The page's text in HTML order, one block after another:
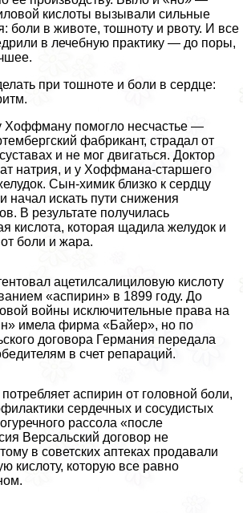
кислоты вызывали сильные
боли в животе, тошноту и рвоту. И все
в лечебную пpaктику — до поры,
при тошноте и боли в сердце:
Хоффману помогло несчастье —
фабрикант, страдал от
и не мог двигаться. Доктор
натрия, и у Хоффмана-старшего
Сын-химик близко к сердцу
начал искать пути снижения
В результате получилась
кислота, которая щадила желудок и
боли и жара.
ацетилсалициловую кислоту
«аспирин» в 1899 году. До
войны исключительные права на
имела фирма «Байер», но по
договора Германия передала
в счет репараций.
аспирин от головной боли,
сердечных и сосудистых
рассола «после
Версальский договор не
в советских аптеках продавали
кислоту, которую все равно